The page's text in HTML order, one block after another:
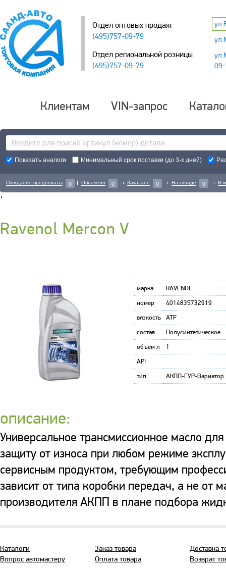
Отдел оптовых продаж
(495)757-09-79
Отдел региональной розницы
(495)757-09-79
Клиентам VIN-запрос
Показать аналоги Минимальный срок поставки (до 3-х дней)
Ожидание предоплаты 0 Оплачено 0 Заказано 0 На складе 0 В
'
Ravenol Mercon V
'
марка
RAVENOL
номер
4014835732919
вязкость
ATF
состав
Полусинтетическое
объем л
1
API
тип
АКПП-ГУР-Вариатор
описание:
Универсальное трансмиссионное масло
защиту от износа при любом режиме
сервисным продуктом, требующим
зависит от типа коробки передач, а не от
производителя АКПП в плане подбора
Каталоги
Вопрос автомастеру
Заказ товара
Оплата товара
Доставка
Возврат